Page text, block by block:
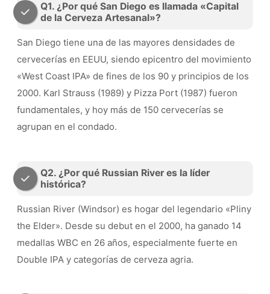
Q1. ¿Por qué San Diego es llamada «Capital
de la Cerveza Artesanal»?
San Diego tiene una de las mayores densidades de
cervecerías en EEUU, siendo epicentro del movimiento
«West Coast IPA» de fines de los 90 y principios de los
2000. Karl Strauss (1989) y Pizza Port (1987) fueron
fundamentales, y hoy más de 150 cervecerías se
agrupan en el condado.
Q2. ¿Por qué Russian River es la líder
histórica?
Russian River (Windsor) es hogar del legendario «Pliny
the Elder». Desde su debut en el 2000, ha ganado 14
medallas WBC en 26 años, especialmente fuerte en
Double IPA y categorías de cerveza agria.